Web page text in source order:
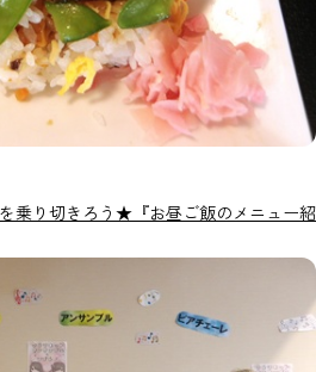
乗り切きろう★『お昼ご飯のメニュー紹